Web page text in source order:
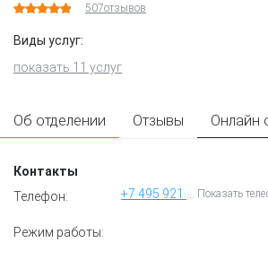
507отзывов
Виды услуг:
показать 11 услуг
Об отделении Отзывы Онлайн
Контакты
Телефон:
+7 495 921 58 33 Показать
Режим работы: